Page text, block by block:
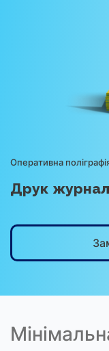
Оперативна
Друк